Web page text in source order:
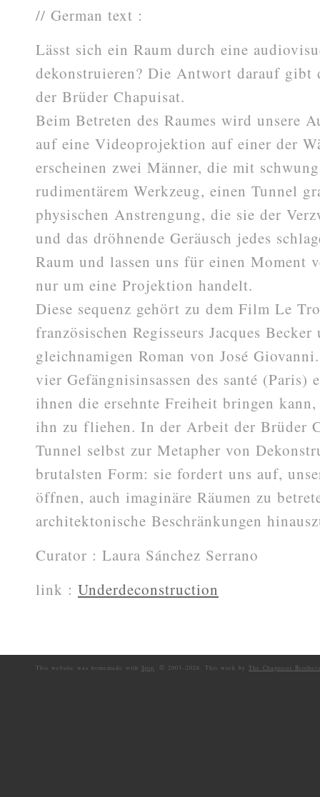
// German text :
Lässt sich ein Raum durch eine
dekonstruieren? Die Antwort darauf
der Brüder Chapuisat.
Beim Betreten des Raumes wird unsere
auf eine Videoprojektion auf einer der
erscheinen zwei Männer, die mit
rudimentärem Werkzeug, einen Tunnel
physischen Anstrengung, die sie der
und das dröhnende Geräusch jedes
Raum und lassen uns für einen Moment
nur um eine Projektion handelt.
Diese sequenz gehört zu dem Film Le
französischen Regisseurs Jacques
gleichnamigen Roman von José
vier Gefängnisinsassen des santé (Paris)
ihnen die ersehnte Freiheit bringen
ihn zu fliehen. In der Arbeit der Brüder
Tunnel selbst zur Metapher von
brutalsten Form: sie fordert uns auf,
öffnen, auch imaginäre Räumen zu
architektonische Beschränkungen
Curator : Laura Sánchez Serrano
link : Underdeconstruction
This website was homemade with Spip © 2003– 2026. This work by The Chapuisat Brothers